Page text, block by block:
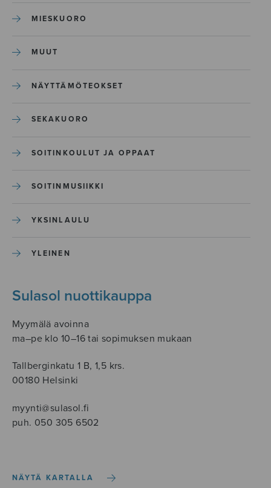
MIESKUORO
MUUT
NÄYTTÄMÖTEOKSET
SEKAKUORO
SOITINKOULUT JA OPPAAT
SOITINMUSIIKKI
YKSINLAULU
YLEINEN
Sulasol nuottikauppa
Myymälä avoinna
ma–pe klo 10–16 tai sopimuksen mukaan
Tallberginkatu 1 B, 1,5 krs.
00180 Helsinki
myynti@sulasol.fi
puh. 050 305 6502
NÄYTÄ KARTALLA